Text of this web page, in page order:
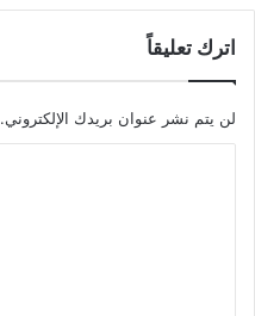
اترك تعليقاً
لن يتم نشر عنوان بريدك الإلكتروني.